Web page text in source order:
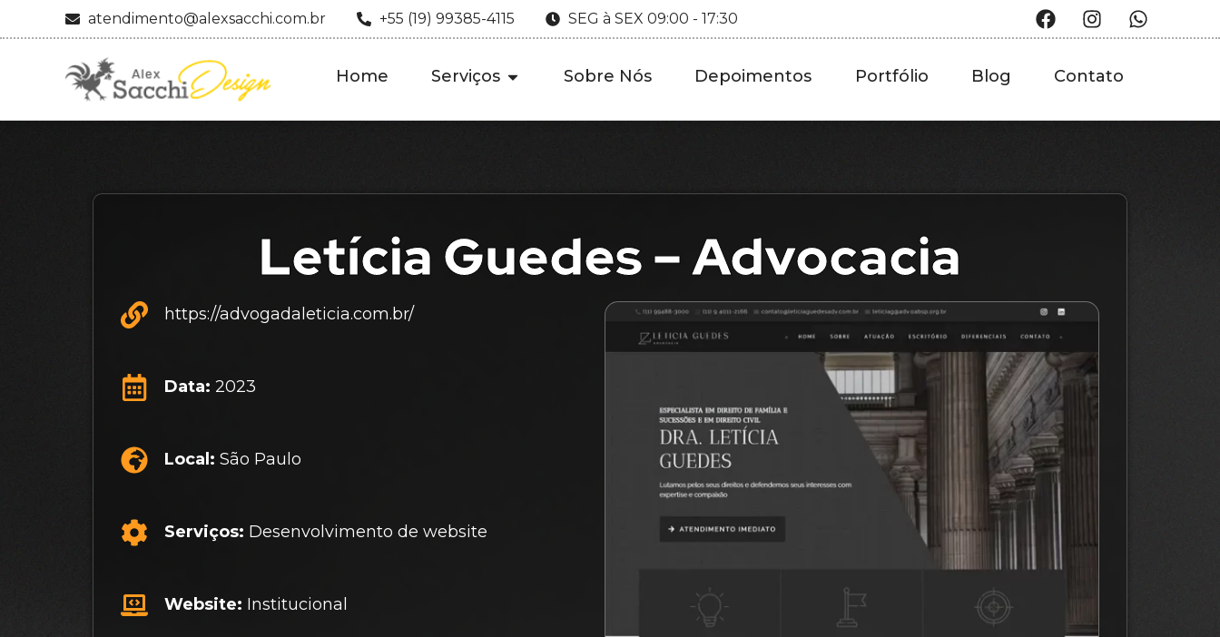
atendimento@alexsacchi.com.br +55 (19) 99385-4115 SEG à SEX 09:00 - 17:30
Home Serviços Sobre Nós Depoimentos Portfólio Blog Contato
Letícia Guedes – Advocacia
https://advogadaleticia.com.br/
Data: 2023
Local: São Paulo
Serviços: Desenvolvimento de website
Website: Institucional